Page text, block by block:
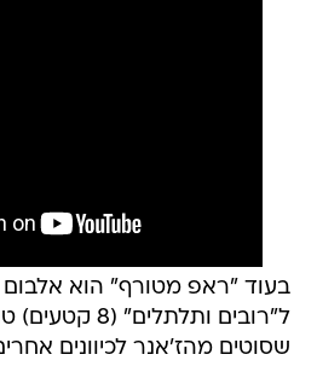
ל"רובים
שסוטים מהז'אנר לכיוונים